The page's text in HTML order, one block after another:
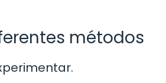
métodos